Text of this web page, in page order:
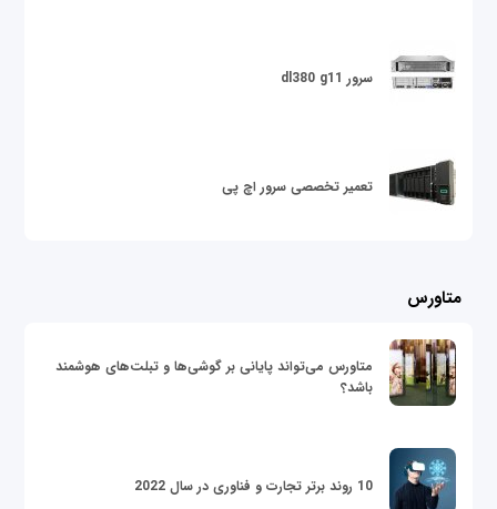
سرور dl380 g11
تعمیر تخصصی سرور اچ پی
متاورس
متاورس می‌تواند پایانی بر گوشی‌ها و تبلت‌های هوشمند
باشد؟
10 روند برتر تجارت و فناوری در سال 2022